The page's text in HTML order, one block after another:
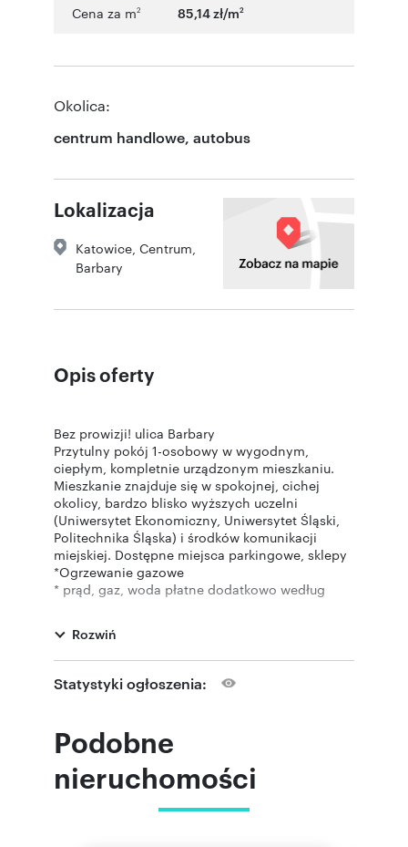
Cena za m2 85,14 zł/m2
Okolica:
centrum handlowe, autobus
Lokalizacja
Katowice Centrum
Barbary
Opis oferty
Bez prowizji! ulica Barbary
Przytulny pokój 1-osobowy w wygodnym,
ciepłym, kompletnie urządzonym mieszkaniu.
Mieszkanie znajduje się w spokojnej, cichej
okolicy, bardzo blisko wyższych uczelni
(Uniwersytet Ekonomiczny, Uniwersytet Śląski,
Politechnika Śląska) i środków komunikacji
miejskiej. Dostępne miejsca parkingowe, sklepy
*Ogrzewanie gazowe
* prąd, gaz, woda płatne dodatkowo według
* Internet gratis
* Kaucja zwrotna: 1000 zł
* w mieszkaniu znajduje się sześć pokoi
jednoosobowych (jeden z pokoi ma własną
PRZEMYSŁAW WIGŁASZ TEL.
pokaż telefon
. Sprawdź nasze
pozostałe oferty i usługi lub zgłoś własną ofertę
sprzedaży/wynajmu na WWW.AGENCJA-
Rozwiń
Statystyki ogłoszenia:
Podobne
nieruchomości